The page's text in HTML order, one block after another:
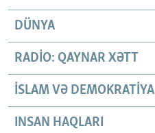
DÜNYA
RADIO: QAYNAR XƏTT
İSLAM VƏ DEMOKRATIYA
INSAN HAQLARI